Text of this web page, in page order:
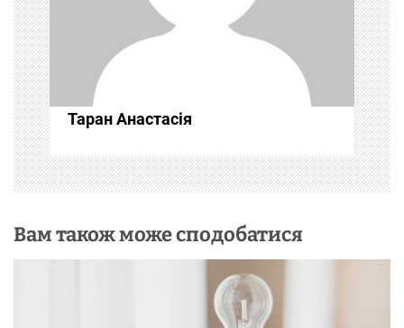
а
п
и
с
і
Таран Анастасія
Вам також може сподобатися